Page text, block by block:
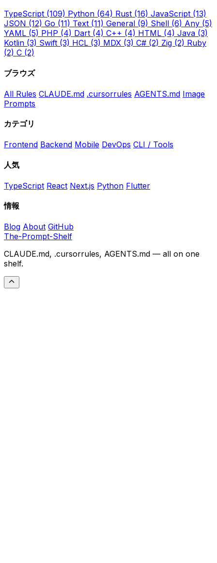
TypeScript (109) Python (64) Rust (16) JavaScript (13)
JSON (12) Go (11) Text (11) General (9) Shell (6) Any (5)
YAML (5) PHP (4) Dart (4) C++ (4) HTML (4) Java (3)
Kotlin (3) Swift (3) HCL (3) MDX (3) C# (2) Zig (2) Ruby
(2) C (2)
ブラウズ
All Rules CLAUDE.md .cursorrules AGENTS.md Image
Prompts
カテゴリ
Frontend Backend Mobile DevOps CLI / Tools
人気
TypeScript React Next.js Python Flutter
情報
Blog About GitHub
The-Prompt-Shelf
CLAUDE.md, .cursorrules, AGENTS.md — all on one
shelf.